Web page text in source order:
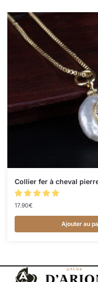
Collier fer à cheval
17.90€
Ajouter au